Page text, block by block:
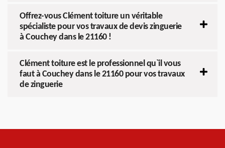
Offrez-vous Clément toiture un véritable
spécialiste pour vos travaux de devis zinguerie
à Couchey dans le 21160 !
Clément toiture est le professionnel qu`il vous
faut à Couchey dans le 21160 pour vos travaux
de zinguerie